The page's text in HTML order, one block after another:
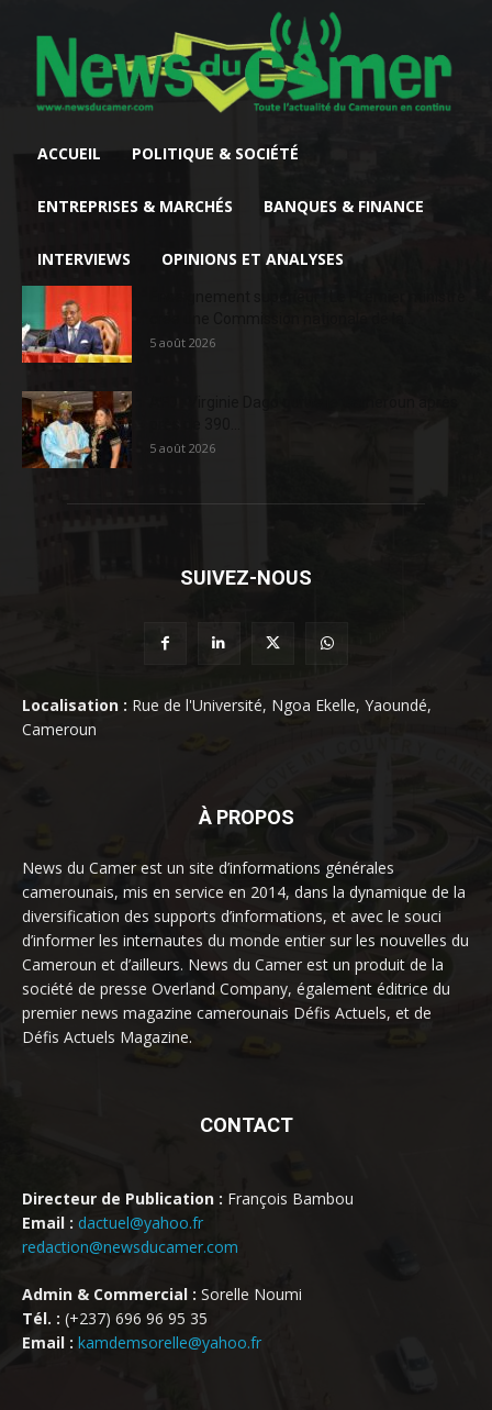
ACCUEIL POLITIQUE & SOCIÉTÉ
ENTREPRISES & MARCHÉS BANQUES & FINANCE
INTERVIEWS OPINIONS ET ANALYSES
5 août 2026
5 août 2026
SUIVEZ-NOUS
Localisation : Rue de l'Université, Ngoa Ekelle, Yaoundé,
Cameroun
À PROPOS
News du Camer est un site d’informations générales
camerounais, mis en service en 2014, dans la dynamique de la
diversification des supports d’informations, et avec le souci
d’informer les internautes du monde entier sur les nouvelles du
Cameroun et d’ailleurs. News du Camer est un produit de la
société de presse Overland Company, également éditrice du
premier news magazine camerounais Défis Actuels, et de
Défis Actuels Magazine.
CONTACT
Directeur de Publication : François Bambou
Email : dactuel@yahoo.fr
redaction@newsducamer.com
Admin & Commercial : Sorelle Noumi
Tél. : (+237) 696 96 95 35
Email : kamdemsorelle@yahoo.fr